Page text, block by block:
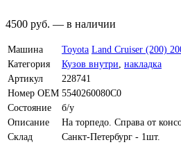
4500 руб. — в наличии
Машина Toyota Land Cruiser (200)
Категория
Кузов внутри накладка
Артикул
228741
Номер OEM 5540260080C0
Состояние
б/у
Описание
На торпедо. Справа от
Склад
Санкт-Петербург - 1шт.